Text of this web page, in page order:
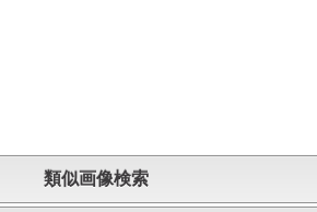
類似画像検索